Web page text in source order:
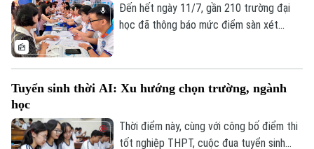
chế sai sót và gia tăng cơ hội trúng tuyển.
Đến hết ngày 11/7, gần 210 trường đại
học đã thông báo mức điểm sàn xét
25 điểm mới đủ điều kiện xét tuyển. Mặt
được nhiều trường công bố ở mức cao
hơn năm trước, cho thấy sự cạnh tranh ở
Tuyển sinh thời AI: Xu hướng chọn trường, ngành
học
Thời điểm này, cùng với công bố điểm thi
tốt nghiệp THPT, cuộc đua tuyển sinh